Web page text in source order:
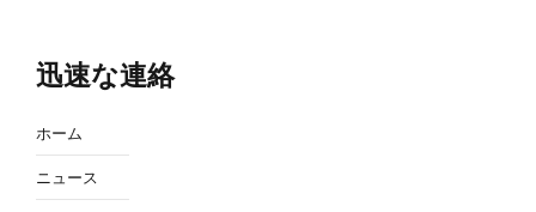
迅速な連絡
ホーム
ニュース